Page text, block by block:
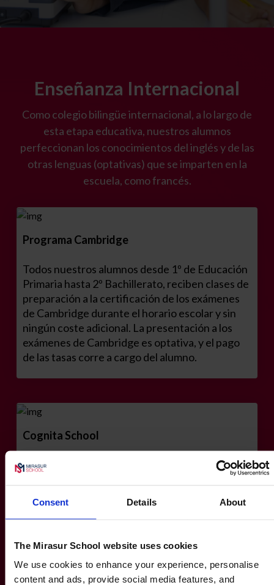
Consent Details About
The Mirasur School website uses cookies
We use cookies to enhance your experience, personalise
content and ads, provide social media features, and
Enseñanza Internacional
Como colegio bilingüe internacional, a lo largo de
esta etapa educativa, nuestros alumnos
perfeccionan los conocimientos del inglés y de las
otras lenguas (optativas) que se imparten en la
escuela, como francés.
Programa Cambridge
Todos nuestros alumnos desde 1º de Educación
Primaria hasta 2º Bachillerato, reciben clases de
preparación a la certificación de los exámenes
de Cambridge durante el horario escolar y sin
ningún coste adicional. La presentación a los
exámenes de Cambridge es optativa, y el pago
de las tasas corre a cargo del alumno.
Cognita School
Formar parte de un grupo educativo
con otros centros de diferentes países y
culturas.